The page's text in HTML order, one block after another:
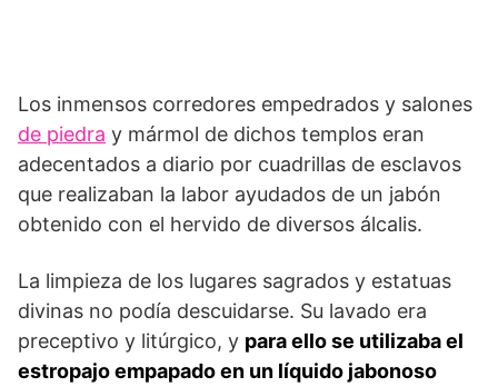
Los inmensos corredores empedrados y salones
de piedra y mármol de dichos templos eran
adecentados a diario por cuadrillas de esclavos
que realizaban la labor ayudados de un jabón
obtenido con el hervido de diversos álcalis.
La limpieza de los lugares sagrados y estatuas
divinas no podía descuidarse. Su lavado era
preceptivo y litúrgico, y para ello se utilizaba el
estropajo empapado en un líquido jabonoso